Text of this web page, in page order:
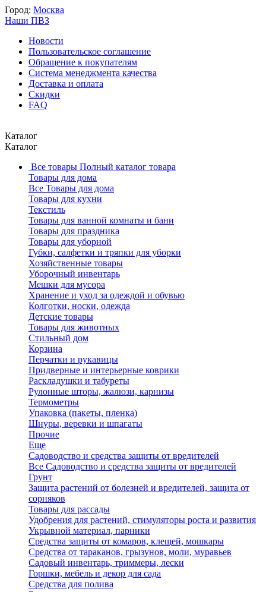
Город: Москва
Наши ПВЗ
Новости
Пользовательское соглашение
Обращение к покупателям
Система менеджмента качества
Доставка и оплата
Скидки
FAQ
Каталог
Каталог
Все товары Полный каталог товара
Товары для дома
Все Товары для дома
Товары для кухни
Текстиль
Товары для ванной комнаты и бани
Товары для праздника
Товары для уборной
Губки, салфетки и тряпки для уборки
Хозяйственные товары
Уборочный инвентарь
Мешки для мусора
Хранение и уход за одеждой и обувью
Колготки, носки, одежда
Детские товары
Товары для животных
Стильный дом
Корзина
Перчатки и рукавицы
Придверные и интерьерные коврики
Раскладушки и табуреты
Рулонные шторы, жалюзи, карнизы
Термометры
Упаковка (пакеты, пленка)
Шнуры, веревки и шпагаты
Прочие
Еще
Садоводство и средства защиты от вредителей
Все Садоводство и средства защиты от вредителей
Грунт
Защита растений от болезней и вредителей, защита от
сорняков
Товары для рассады
Удобрения для растений, стимуляторы роста и развития
Укрывной материал, парники
Средства защиты от комаров, клещей, мошкары
Средства от тараканов, грызунов, моли, муравьев
Садовый инвентарь, триммеры, лески
Горшки, мебель и декор для сада
Средства для полива